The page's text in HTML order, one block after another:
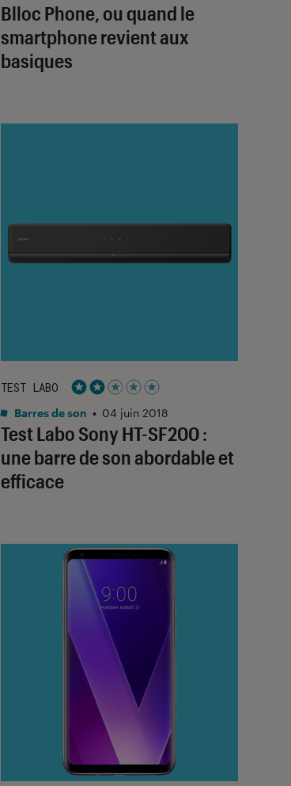
Blloc Phone, ou quand le
smartphone revient aux
basiques
Test Labo Sony HT-SF200 :
une barre de son abordable et
efficace
TEST LABO
Noté 2 étoiles sur 5
Barres de son • 04 juin 2018